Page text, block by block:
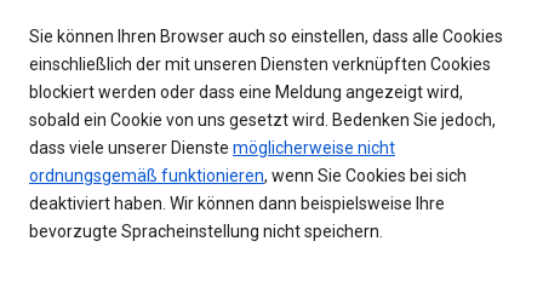
Sie können Ihren Browser auch so einstellen, dass alle Cookies
einschließlich der mit unseren Diensten verknüpften Cookies
blockiert werden oder dass eine Meldung angezeigt wird,
sobald ein Cookie von uns gesetzt wird. Bedenken Sie jedoch,
dass viele unserer Dienste möglicherweise nicht
ordnungsgemäß funktionieren, wenn Sie Cookies bei sich
deaktiviert haben. Wir können dann beispielsweise Ihre
bevorzugte Spracheinstellung nicht speichern.